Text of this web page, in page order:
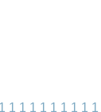
1 1 1 1 1 1 1 1 1 1